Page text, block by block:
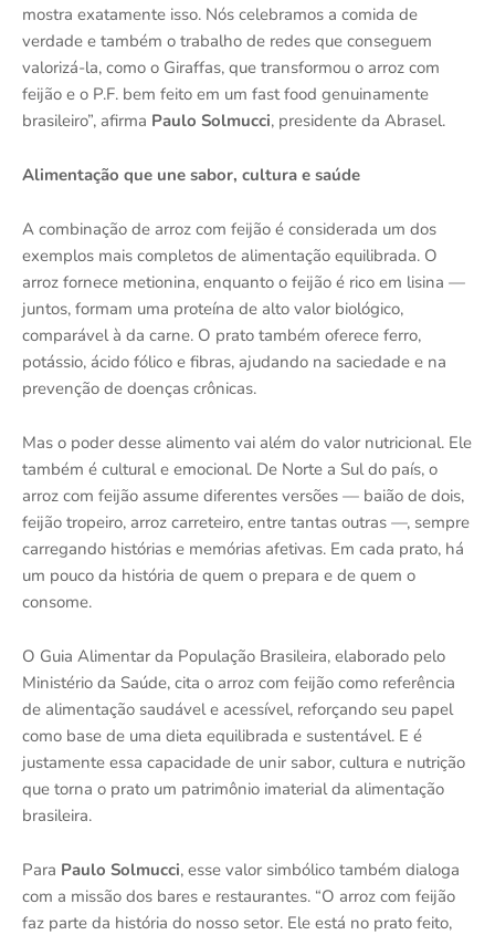
mostra exatamente isso. Nós celebramos a comida de
verdade e também o trabalho de redes que conseguem
valorizá-la, como o Giraffas, que transformou o arroz com
feijão e o P.F. bem feito em um fast food genuinamente
brasileiro”, afirma Paulo Solmucci, presidente da Abrasel.
Alimentação que une sabor, cultura e saúde
A combinação de arroz com feijão é considerada um dos
exemplos mais completos de alimentação equilibrada. O
arroz fornece metionina, enquanto o feijão é rico em lisina —
juntos, formam uma proteína de alto valor biológico,
comparável à da carne. O prato também oferece ferro,
potássio, ácido fólico e fibras, ajudando na saciedade e na
prevenção de doenças crônicas.
Mas o poder desse alimento vai além do valor nutricional. Ele
também é cultural e emocional. De Norte a Sul do país, o
arroz com feijão assume diferentes versões — baião de dois,
feijão tropeiro, arroz carreteiro, entre tantas outras —, sempre
carregando histórias e memórias afetivas. Em cada prato, há
um pouco da história de quem o prepara e de quem o
consome.
O Guia Alimentar da População Brasileira, elaborado pelo
Ministério da Saúde, cita o arroz com feijão como referência
de alimentação saudável e acessível, reforçando seu papel
como base de uma dieta equilibrada e sustentável. E é
justamente essa capacidade de unir sabor, cultura e nutrição
que torna o prato um patrimônio imaterial da alimentação
brasileira.
Para Paulo Solmucci, esse valor simbólico também dialoga
com a missão dos bares e restaurantes. “O arroz com feijão
faz parte da história do nosso setor. Ele está no prato feito,